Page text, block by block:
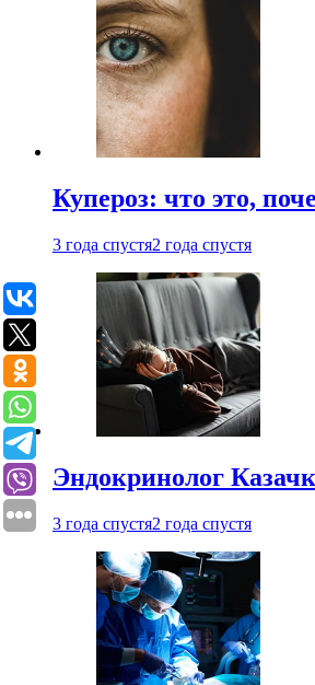
Купероз: что это,
3 года спустя2 года спустя
Эндокринолог
3 года спустя2 года спустя